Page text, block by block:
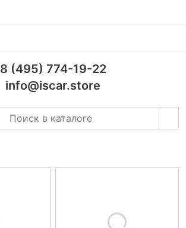
8 (495) 774-19-22
info@iscar.store